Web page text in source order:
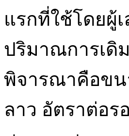
แรกที่ใช้โดยผู้
ปริมาณการเดิ
พิจารณาคือขน
ลาว อัตราต่อ